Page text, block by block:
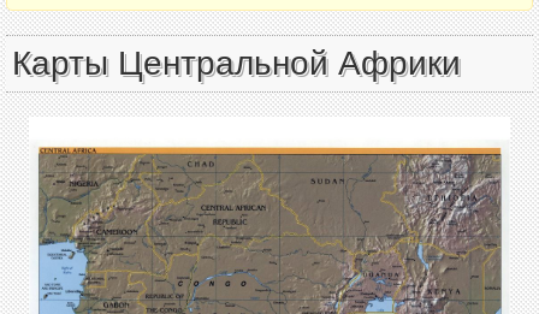
Карты Центральной Африки